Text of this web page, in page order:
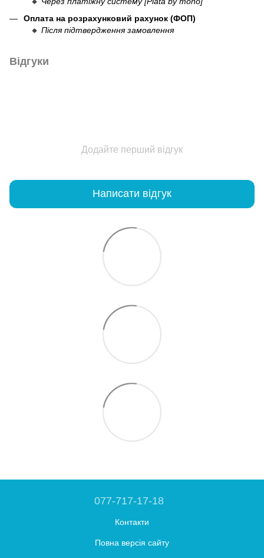
Оплата на розрахунковий рахунок (ФОП)
🔸 Після підтвердження замовлення
Відгуки
Додайте перший відгук
Написати відгук
077-717-17-18
Контакти
Повна версія сайту